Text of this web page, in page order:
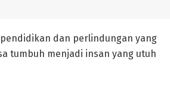
dan perlindungan yang
tumbuh menjadi insan yang utuh